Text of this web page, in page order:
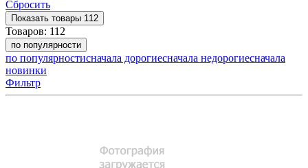
Сбросить
Показать товары 112
Товаров: 112
по популярности
по популярностисначала дорогиесначала недорогиесначала
новинки
Фильтр